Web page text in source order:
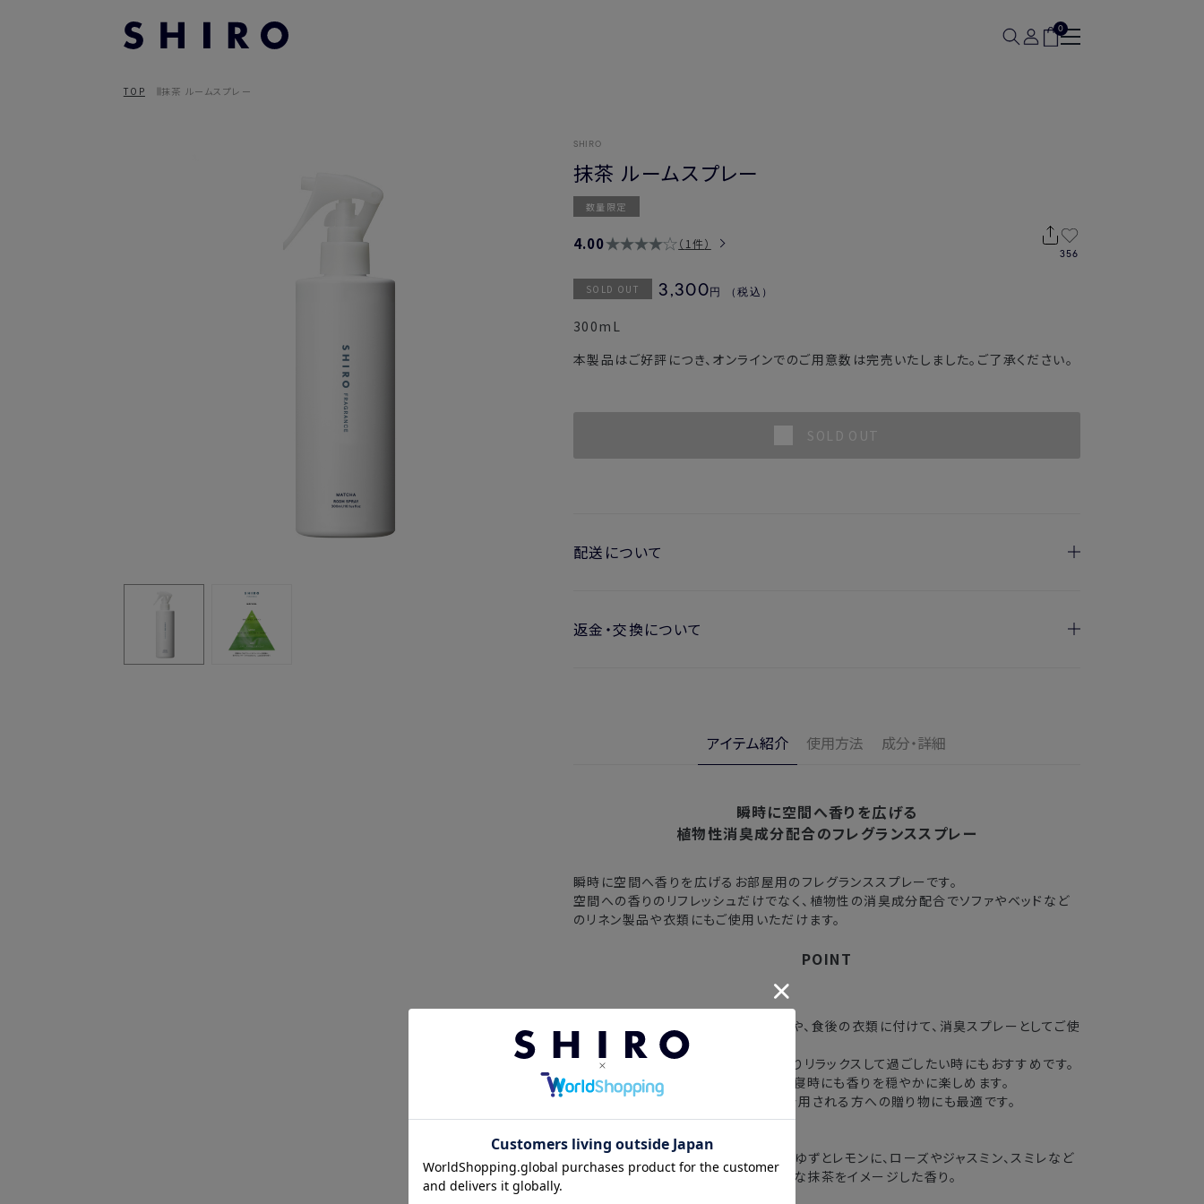
0
TOP 抹茶 ルームスプレー
SHIRO
抹茶 ルームスプレー
数量限定
4.00 1件
356
SOLD OUT 3,300 円 （税込）
300mL
本製品はご好評につき、オンラインでのご用意数は完売いたしました。ご了承ください。
SOLD OUT
配送について
注文後、お届けまでにかかる日数の目安
東北・関東・中部・関西
中国・四国・九州
沖縄県・離島
※以下に該当する場合、上記の日程で発送できない場合がございます。
・ラッピングのご注文、繁忙期および休業期間中
・ご注文内容の確認にお時間を要する
・複数製品購入により配送手配に時間がかかる
返金・交換について
からご確認ください。
入の場合、購入日の翌日から7日間
アイテム紹介 使用方法 成分・詳細
瞬時に空間へ香りを広げる
植物性消臭成分配合のフレグランススプレー
瞬時に空間へ香りを広げるお部屋用のフレグランススプレーです。
空間への香りのリフレッシュだけでなく、植物性の消臭成分配合でソファやベッドなど
のリネン製品や衣類にもご使用いただけます。
POINT
・汗やタバコのニオイが気になる空間や、食後の衣類に付けて、消臭スプレーとしてご使
用いただけます。
・芳香スプレーとして、おうち時間をよりリラックスして過ごしたい時にもおすすめです。
・寝具周りに噴きかけておくことで、就寝時にも香りを穏やかに楽しめます。
・スーツや制服など、決まった衣類を着用される方への贈り物にも最適です。
【香調】
落ち着きのあるグリーン、フレッシュなゆずとレモンに、ローズやジャスミン、スミレなど
の華やかなフローラルを合わせ、上品な抹茶をイメージした香り。